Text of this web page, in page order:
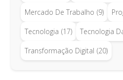
Mercado De Trabalho (9)
Tecnologia (17) Tecnologia
Transformação Digital (20)